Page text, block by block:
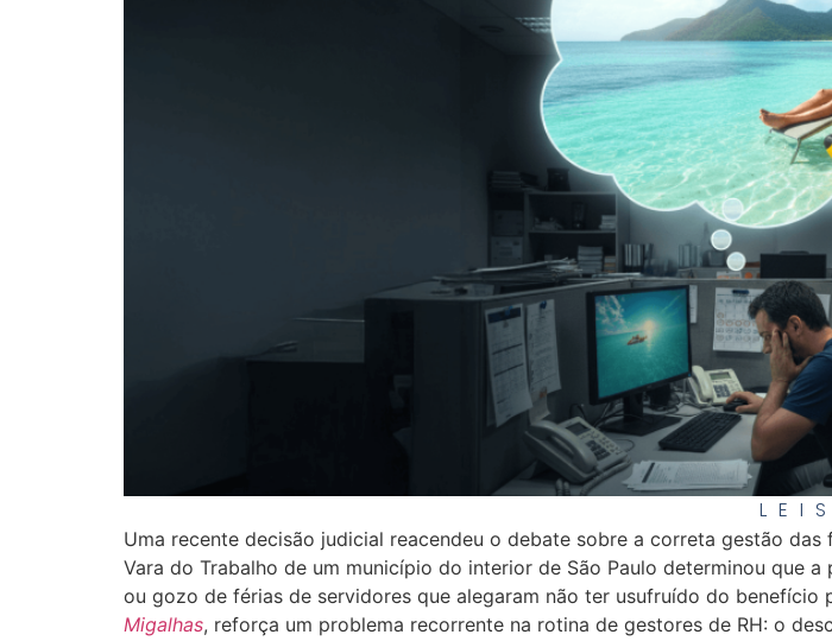
LEIS
Uma recente decisão judicial reacendeu o debate sobre a correta gestão
Vara do Trabalho de um município do interior de São Paulo determinou que
ou gozo de férias de servidores que alegaram não ter usufruído do
Migalhas, reforça um problema recorrente na rotina de gestores de RH: o